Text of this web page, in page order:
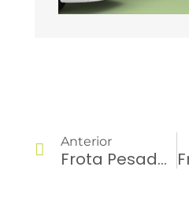
Anterior
Frota Pesada Em Foco – Ep #02 – Como Medir O Sulco E Definir O Melhor Pneu Para A Sua Frota!